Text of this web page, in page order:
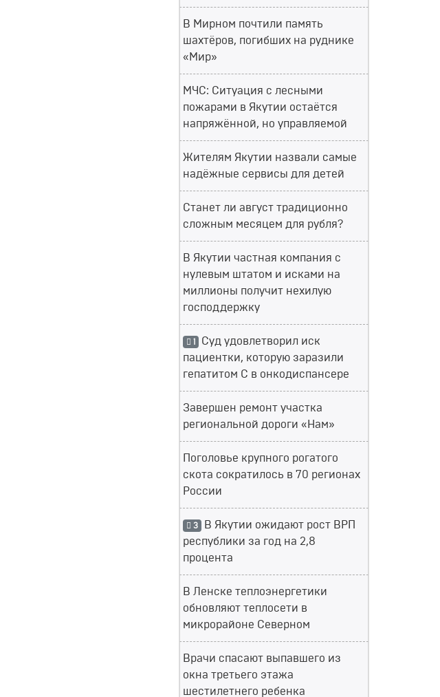
В Мирном почтили память
шахтёров, погибших на руднике
«Мир»
МЧС: Ситуация с лесными
пожарами в Якутии остаётся
напряжённой, но управляемой
Жителям Якутии назвали самые
надёжные сервисы для детей
Станет ли август традиционно
сложным месяцем для рубля?
В Якутии частная компания с
нулевым штатом и исками на
миллионы получит нехилую
господдержку
1 Суд удовлетворил иск
пациентки, которую заразили
гепатитом С в онкодиспансере
Завершен ремонт участка
региональной дороги «Нам»
Поголовье крупного рогатого
скота сократилось в 70 регионах
России
3 В Якутии ожидают рост ВРП
республики за год на 2,8
процента
В Ленске теплоэнергетики
обновляют теплосети в
микрорайоне Северном
Врачи спасают выпавшего из
окна третьего этажа
шестилетнего ребенка